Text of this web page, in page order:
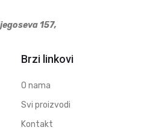
157,
Brzi linkovi
O nama
Svi proizvodi
Kontakt